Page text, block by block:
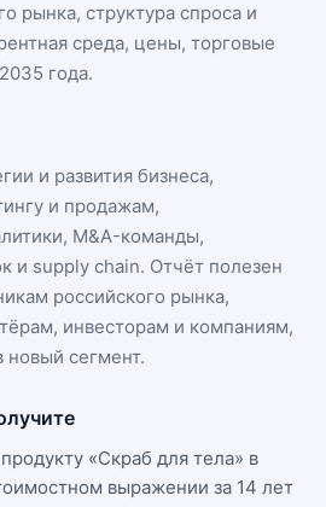
рынка, структура спроса и
среда, цены, торговые
года.
и развития бизнеса,
и продажам,
M&A-команды,
и supply chain. Отчёт полезен
российского рынка,
инвесторам и компаниям,
сегмент.
«Скраб для тела» в
выражении за 14 лет